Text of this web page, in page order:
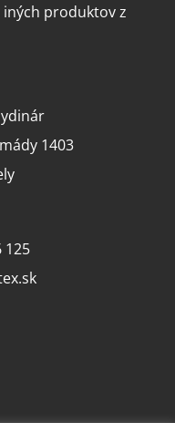
produktov z
1403
125